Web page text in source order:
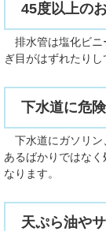
45度以上の
排水管は塩化ビニ
ぎ目がはずれたりし
下水道に危
下水道にガソリン
あるばかりではな
なります。
天ぷら油や